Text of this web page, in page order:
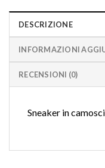
DESCRIZIONE
INFORMAZIONI
RECENSIONI (0)
Sneaker in